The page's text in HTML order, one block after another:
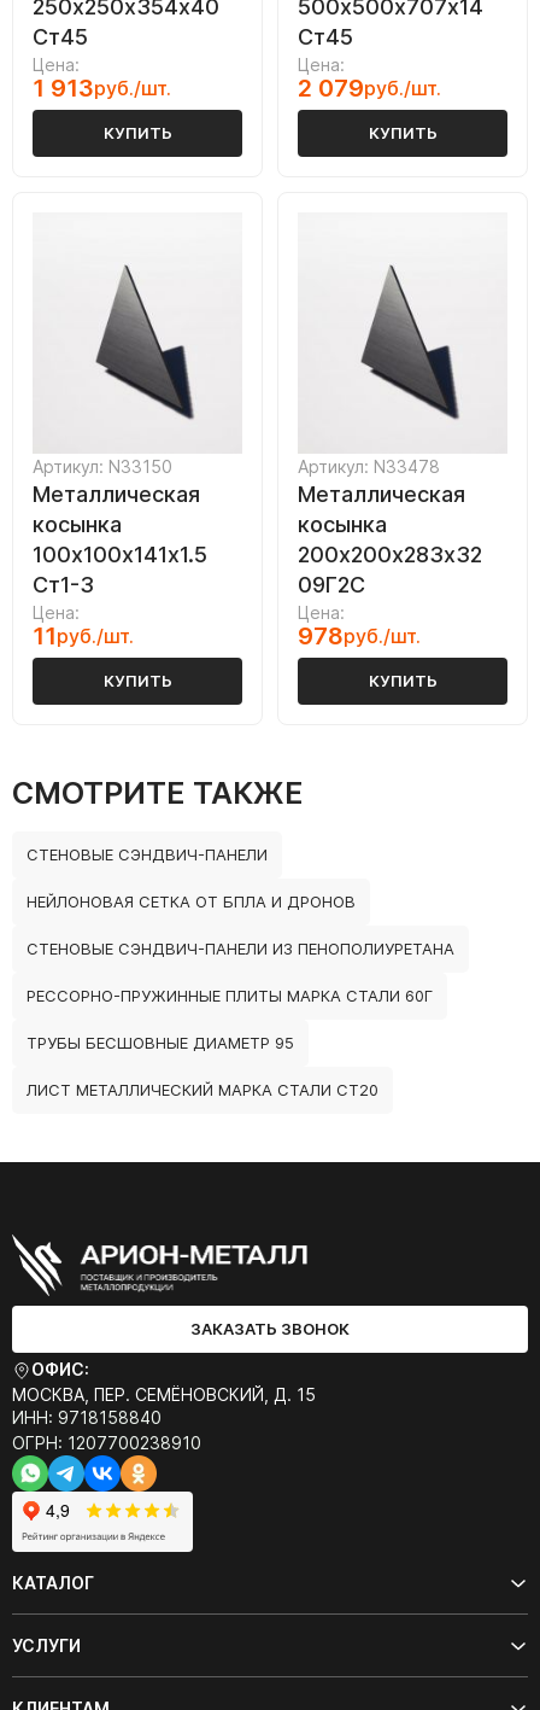
250х250х354х40
Ст45
Цена:
1 913руб./шт.
КУПИТЬ
500х500х707х14
Ст45
Цена:
2 079руб./шт.
КУПИТЬ
Артикул: N33150
Металлическая
косынка
100х100х141х1.5
Ст1-3
Цена:
11руб./шт.
КУПИТЬ
Артикул: N33478
Металлическая
косынка
200х200х283х32
09Г2С
Цена:
978руб./шт.
КУПИТЬ
СМОТРИТЕ ТАКЖЕ
СТЕНОВЫЕ СЭНДВИЧ-ПАНЕЛИ
НЕЙЛОНОВАЯ СЕТКА ОТ БПЛА И ДРОНОВ
СТЕНОВЫЕ СЭНДВИЧ-ПАНЕЛИ ИЗ ПЕНОПОЛИУРЕТАНА
РЕССОРНО-ПРУЖИННЫЕ ПЛИТЫ МАРКА СТАЛИ 60Г
ТРУБЫ БЕСШОВНЫЕ ДИАМЕТР 95
ЛИСТ МЕТАЛЛИЧЕСКИЙ МАРКА СТАЛИ СТ20
ЗАКАЗАТЬ ЗВОНОК
ОФИС:
МОСКВА, ПЕР. СЕМЁНОВСКИЙ, Д. 15
ИНН: 9718158840
ОГРН: 1207700238910
КАТАЛОГ
УСЛУГИ